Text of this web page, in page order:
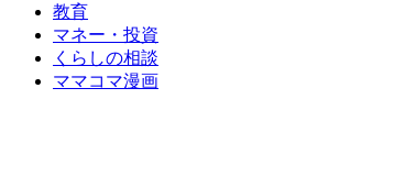
教育
マネー・投資
くらしの相談
ママコマ漫画